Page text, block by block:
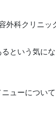
外科クリニッ
という気に
ューについ